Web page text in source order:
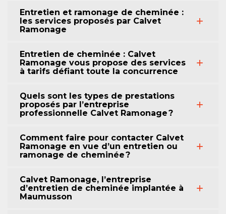
Entretien et ramonage de cheminée :
les services proposés par Calvet
Ramonage
Entretien de cheminée : Calvet
Ramonage vous propose des services
à tarifs défiant toute la concurrence
Quels sont les types de prestations
proposés par l’entreprise
professionnelle Calvet Ramonage ?
Comment faire pour contacter Calvet
Ramonage en vue d’un entretien ou
ramonage de cheminée ?
Calvet Ramonage, l’entreprise
d’entretien de cheminée implantée à
Maumusson